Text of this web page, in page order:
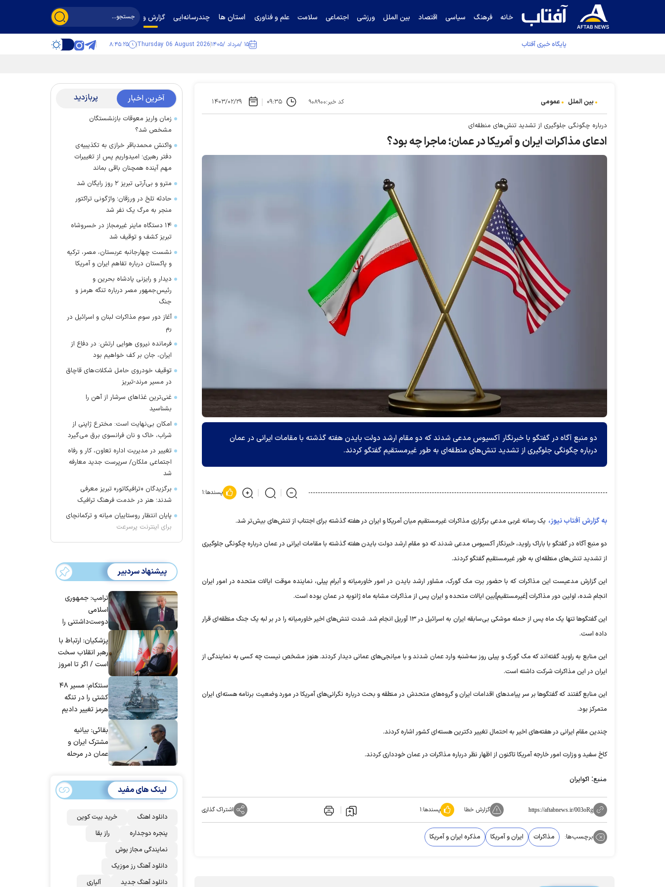
خانه فرهنگ سیاسی اقتصاد بین الملل ورزشی اجتماعی سلامت علم و فناوری استان ها چندرسانه‌ایی گزارش و گفت‌وگو
پایگاه خبری آفتاب ۱۵ /مرداد /۱۴۰۵ Thursday 06 August 2026 ۸:۴۵:۲۵
بین الملل عمومی کد خبر:۹۰۸۹۰۰ ۰۹:۳۵ ۱۴۰۳/۰۲/۲۹
درباره چگونگی جلوگیری از تشدید تنش‌های منطقه‌ای
ادعای مذاکرات ایران و آمریکا در عمان؛ ماجرا چه بود؟
دو منبع آگاه در گفتگو با خبرنگار آکسیوس مدعی شدند که دو مقام ارشد دولت بایدن هفته گذشته با مقامات ایرانی در عمان
درباره چگونگی جلوگیری از تشدید تنش‌های منطقه‌ای به طور غیرمستقیم گفتگو کردند.
پسندها:۱
به گزارش آفتاب نیوز، یک رسانه غربی مدعی برگزاری مذاکرات غیرمستقیم میان آمریکا و ایران در هفته گذشته برای اجتناب از تنش‌های بیش‌تر شد.
دو منبع آگاه در گفتگو با باراک راوید، خبرنگار آکسیوس مدعی شدند که دو مقام ارشد دولت بایدن هفته گذشته با مقامات ایرانی در عمان درباره چگونگی جلوگیری
از تشدید تنش‌های منطقه‌ای به طور غیرمستقیم گفتگو کردند.
این گزارش مدعیست این مذاکرات که با حضور برت مک گورک، مشاور ارشد بایدن در امور خاورمیانه و آبرام پیلی، نماینده موقت ایالات متحده در امور ایران
انجام شده، اولین دور مذاکرات [غیرمستقیم]بین ایالات متحده و ایران پس از مذاکرات مشابه ماه ژانویه در عمان بوده است.
این گفتگو‌ها تنها یک ماه پس از حمله موشکی بی‌سابقه ایران به اسرائیل در ۱۳ آوریل انجام شد. شدت تنش‌های اخیر خاورمیانه را در بر لبه یک جنگ منطقه‌ای قرار
داده است.
این منابع به راوید گفته‌اند که مک گورک و پیلی روز سه‌شنبه وارد عمان شدند و با میانجی‌های عمانی دیدار کردند. هنوز مشخص نیست چه کسی به نمایندگی از
ایران در این مذاکرات شرکت داشته است.
این منابع گفتند که گفتگو‌ها بر سر پیامد‌های اقدامات ایران و گروه‌های متحدش در منطقه و بحث درباره نگرانی‌های آمریکا در مورد وضعیت برنامه هسته‌ای ایران
متمرکز بود.
چندین مقام ایرانی در هفته‌های اخیر به احتمال تغییر دکترین هسته‌ای کشور اشاره کردند.
کاخ سفید و وزارت امور خارجه آمریکا تاکنون از اظهار نظر درباره مذاکرات در عمان خودداری کردند.
منبع: اکوایران
https://aftabnews.ir/003oRg گزارش خطا پسندها:۱ اشتراک گذاری
برچسب‌ها: مذاکرات ایران و آمریکا مذکره ایران و آمریکا
آخرین اخبار پربازدید
زمان واریز معوقات بازنشستگان
مشخص شد؟
واکنش محمدباقر خرازی به تکذیبیه‌ی
دفتر رهبری؛ امیدواریم پس از تغییرات
مهم آینده همچنان باقی بماند
مترو و بی‌آرتی تبریز ۲ روز رایگان شد
حادثه تلخ در ورزقان؛ واژگونی تراکتور
منجر به مرگ یک نفر شد
۱۴ دستگاه ماینر غیرمجاز در خسروشاه
تبریز کشف و توقیف شد
نشست چهارجانبه عربستان، مصر، ترکیه
و پاکستان درباره تفاهم ایران و آمریکا
دیدار و رایزنی پادشاه بحرین و
رئیس‌جمهور مصر درباره تنگه هرمز و
جنگ
آغاز دور سوم مذاکرات لبنان و اسرائیل در
رم
فرمانده نیروی هوایی ارتش: در دفاع از
ایران، جان بر کف خواهیم بود
توقیف خودروی حامل شکلات‌های قاچاق
در مسیر مرند-تبریز
غنی‌ترین غذا‌های سرشار از آهن را
بشناسید
امکان بی‌نهایت است: مخترع ژاپنی از
شراب، خاک و نان فرانسوی برق می‌گیرد
تغییر در مدیریت اداره تعاون، کار و رفاه
اجتماعی ملکان/ سرپرست جدید معارفه
شد
برگزیدگان «ترافیکاتور» تبریز معرفی
شدند؛ هنر در خدمت فرهنگ ترافیک
پایان انتظار روستاییان میانه و ترکمانچای
برای اینترنت پرسرعت
پیشنهاد سردبیر
ترامپ: جمهوری
اسلامی
دوست‌داشتنی را
برای بزرگ‌ترین
حمله آماده بودیم
| غنائم از آنِ فاتح
است، درست
است؟
پزشکیان: ارتباط با
رهبر انقلاب سخت
است / اگر تا امروز
مردم ایران استسنتکام: مسیر ۴۸
کشتی را در تنگه
هرمز تغییر دادیم
بقائی: بیانیه
مشترک ایران و
عمان در مرحله
برای سفر به قطر و
پاکستان نداریم
لینک های مفید
دانلود اهنگ
خرید بیت کوین
پنجره دوجداره
راز بقا
نمایندگی مجاز بوش
دانلود آهنگ رز‌ موزیک
دانلود آهنگ جدید
آلپاری